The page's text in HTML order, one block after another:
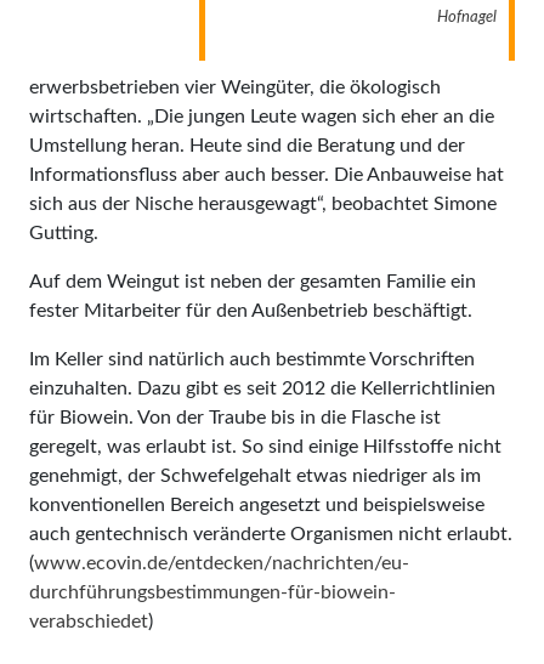
Hofnagel
erwerbsbetrieben vier Weingüter, die ökologisch
wirtschaften. „Die jungen Leute wagen sich eher an die
Umstellung heran. Heute sind die Beratung und der
Informationsfluss aber auch besser. Die Anbauweise hat
sich aus der Nische herausgewagt“, beobachtet Simone
Gutting.
Auf dem Weingut ist neben der gesamten Familie ein
fester Mitarbeiter für den Außenbetrieb beschäftigt.
Im Keller sind natürlich auch bestimmte Vorschriften
einzuhalten. Dazu gibt es seit 2012 die Kellerrichtlinien
für Biowein. Von der Traube bis in die Flasche ist
geregelt, was erlaubt ist. So sind einige Hilfsstoffe nicht
genehmigt, der Schwefelgehalt etwas niedriger als im
konventionellen Bereich angesetzt und beispielsweise
auch gentechnisch veränderte Organismen nicht erlaubt.
(www.ecovin.de/entdecken/nachrichten/eu-
durchführungsbestimmungen-für-biowein-
verabschiedet)